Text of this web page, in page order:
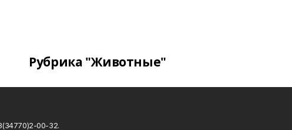
Рубрика "Животные"
00-32.